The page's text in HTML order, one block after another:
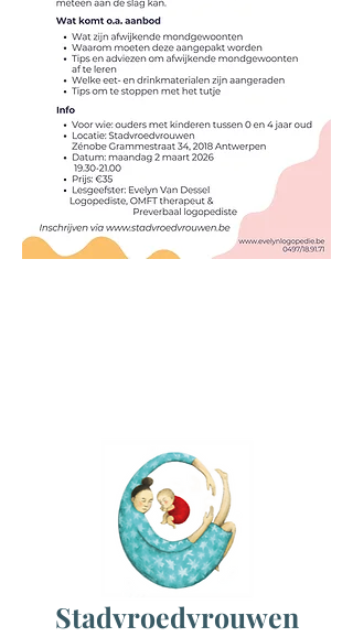
Stadvroedvrouwen